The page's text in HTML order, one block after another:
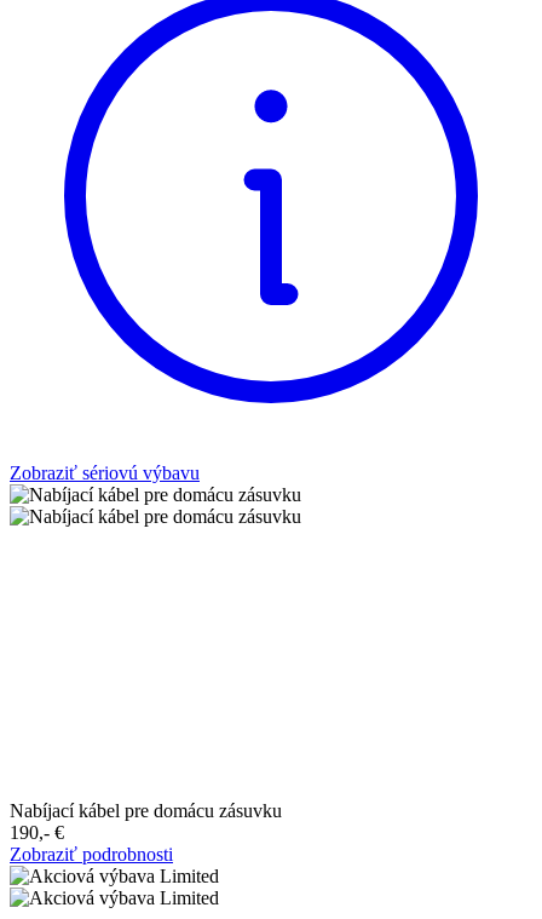
Zobraziť sériovú výbavu
Nabíjací kábel pre domácu zásuvku
190,-‍ €
Zobraziť podrobnosti